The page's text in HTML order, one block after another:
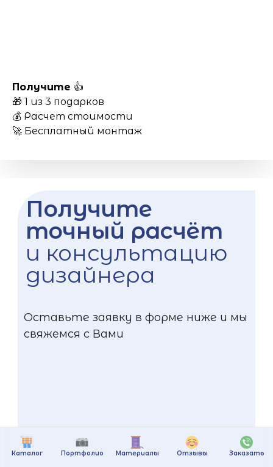
Каталог Портфолио Материалы Отзывы Заказать
Получите 👍
🎁 1 из 3 подарков
💰 Расчет стоимости
🚀 Бесплатный монтаж
Получите
точный расчёт
и консультацию
дизайнера
Оставьте заявку в форме ниже и мы
свяжемся с Вами